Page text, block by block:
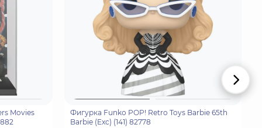
Movies
Фигурка Funko POP! Retro Toys Barbie 65th
Barbie (Exc) (141) 82778